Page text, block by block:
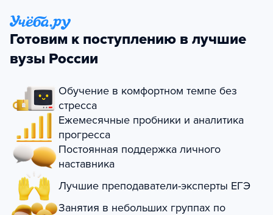
Готовим к поступлению в лучшие
вузы России
Обучение в комфортном темпе без
стресса
Ежемесячные пробники и аналитика
прогресса
Постоянная поддержка личного
наставника
Лучшие преподаватели-эксперты ЕГЭ
Занятия в небольших группах по